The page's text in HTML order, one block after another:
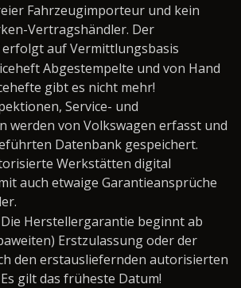
Fahrzeugimporteur und kein
Vertragshändler. Der
auf Vermittlungsbasis
Abgestempelte und von Hand
gibt es nicht mehr!
Service- und
werden von Volkswagen erfasst und
Datenbank gespeichert.
Werkstätten digital
auch etwaige Garantieansprüche
Herstellergarantie beginnt ab
Erstzulassung oder der
den erstausliefernden autorisierten
gilt das früheste Datum!